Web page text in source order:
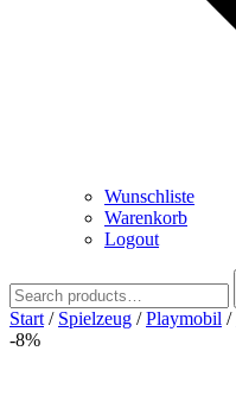
Wunschliste
Warenkorb
Logout
for:
Start / Spielzeug /Playmobil /
-8%